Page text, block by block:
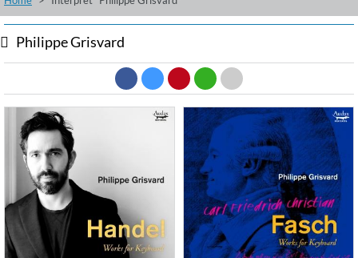
Videos
Philippe Grisvard